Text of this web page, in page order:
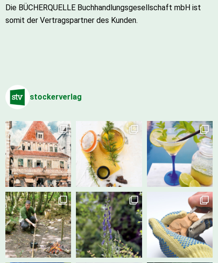
Die BÜCHERQUELLE Buchhandlungsgesellschaft mbH ist
somit der Vertragspartner des Kunden.
stockerverlag